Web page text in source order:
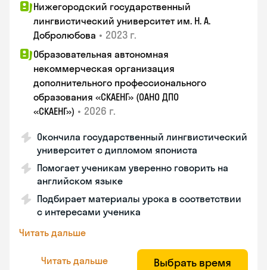
Нижегородский государственный
лингвистический университет им. Н. А.
Добролюбова • 2023 г.
Образовательная автономная
некоммерческая организация
дополнительного профессионального
образования «СКАЕНГ» (ОАНО ДПО
«СКАЕНГ») • 2026 г.
Окончила государственный лингвистический
университет с дипломом япониста
Помогает ученикам уверенно говорить на
английском языке
Подбирает материалы урока в соответствии
с интересами ученика
Читать дальше
Читать дальше Выбрать время